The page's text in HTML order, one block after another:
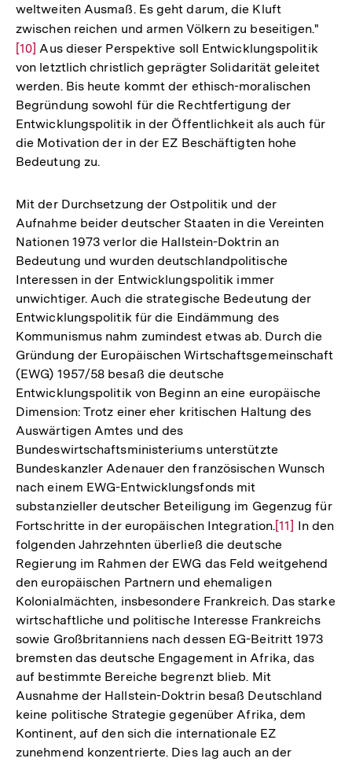
weltweiten Ausmaß. Es geht darum, die Kluft
zwischen reichen und armen Völkern zu beseitigen."
der
[10] Aus dieser Perspektive soll Entwicklungspolitik
von letztlich christlich geprägter Solidarität geleitet
werden. Bis heute kommt der ethisch-moralischen
Begründung sowohl für die Rechtfertigung der
Entwicklungspolitik in der Öffentlichkeit als auch für
die Motivation der in der EZ Beschäftigten hohe
Bedeutung zu.
Mit der Durchsetzung der Ostpolitik und der
Aufnahme beider deutscher Staaten in die Vereinten
Nationen 1973 verlor die Hallstein-Doktrin an
Bedeutung und wurden deutschlandpolitische
Interessen in der Entwicklungspolitik immer
unwichtiger. Auch die strategische Bedeutung der
Entwicklungspolitik für die Eindämmung des
Kommunismus nahm zumindest etwas ab. Durch die
Gründung der Europäischen Wirtschaftsgemeinschaft
(EWG) 1957/58 besaß die deutsche
Entwicklungspolitik von Beginn an eine europäische
Dimension: Trotz einer eher kritischen Haltung des
Auswärtigen Amtes und des
Bundeswirtschaftsministeriums unterstützte
Bundeskanzler Adenauer den französischen Wunsch
nach einem EWG-Entwicklungsfonds mit
substanzieller deutscher Beteiligung im Gegenzug für
Fortschritte in der europäischen Integration.Zur
Auflösung
der
[11] In den
folgenden Jahrzehnten überließ die deutsche
Regierung im Rahmen der EWG das Feld weitgehend
den europäischen Partnern und ehemaligen
Kolonialmächten, insbesondere Frankreich. Das starke
wirtschaftliche und politische Interesse Frankreichs
sowie Großbritanniens nach dessen EG-Beitritt 1973
bremsten das deutsche Engagement in Afrika, das
auf bestimmte Bereiche begrenzt blieb. Mit
Ausnahme der Hallstein-Doktrin besaß Deutschland
keine politische Strategie gegenüber Afrika, dem
Kontinent, auf den sich die internationale EZ
zunehmend konzentrierte. Dies lag auch an der